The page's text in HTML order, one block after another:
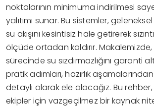
noktalarının minimuma indirilmesi
yalıtımı sunar. Bu sistemler,
su akışını kesintisiz hale getirerek
ölçüde ortadan kaldırır.
sürecinde su sızdırmazlığını garanti
pratik adımları, hazırlık
detaylı olarak ele alacağız. Bu
ekipler için vazgeçilmez bir kaynak